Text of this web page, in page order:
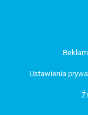
Ustawienia